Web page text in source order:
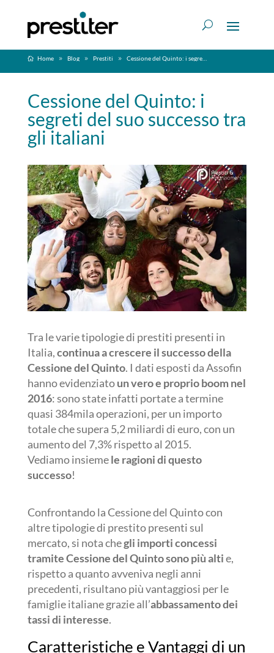
Home Blog Prestiti Cessione del Quinto: i segreti del suo successo tra gli italiani
Cessione del Quinto: i
segreti del suo successo tra
gli italiani
Tra le varie tipologie di prestiti presenti in
Italia,continua a crescere il successo della
Cessione del Quinto. I dati esposti da Assofin
hanno evidenziatoun vero e proprio boom nel
2016: sono state infatti portate a termine
quasi 384mila operazioni, per un importo
totale che supera 5,2 miliardi di euro, con un
aumento del 7,3% rispetto al 2015.
Vediamo insiemele ragioni di questo
successo!
Confrontando la Cessione del Quinto con
altre tipologie di prestito presenti sul
mercato, si nota chegli importi concessi
tramite Cessione del Quinto sono più altie,
rispetto a quanto avveniva negli anni
precedenti, risultano più vantaggiosi per le
famiglie italiane grazie all’abbassamento dei
tassi di interesse.
Caratteristiche e Vantaggi di un